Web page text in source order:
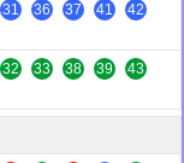
31 36 37 41
42
32 33 38 39
43